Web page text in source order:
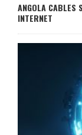
ANGOLA CABLES
INTERNET